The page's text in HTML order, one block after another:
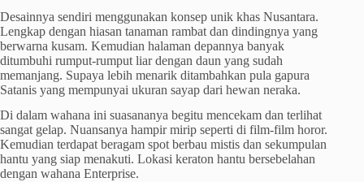
Desainnya sendiri menggunakan konsep unik khas Nusantara.
Lengkap dengan hiasan tanaman rambat dan dindingnya yang
berwarna kusam. Kemudian halaman depannya banyak
ditumbuhi rumput-rumput liar dengan daun yang sudah
memanjang. Supaya lebih menarik ditambahkan pula gapura
Satanis yang mempunyai ukuran sayap dari hewan neraka.
Di dalam wahana ini suasananya begitu mencekam dan terlihat
sangat gelap. Nuansanya hampir mirip seperti di film-film horor.
Kemudian terdapat beragam spot berbau mistis dan sekumpulan
hantu yang siap menakuti. Lokasi keraton hantu bersebelahan
dengan wahana Enterprise.